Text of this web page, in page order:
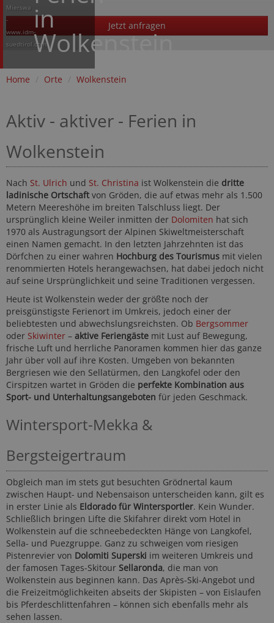
in
Wolkenstein
Mierswa
-
www.idm-
suedtirol.com
Jetzt anfragen
Home / Orte / Wolkenstein
Aktiv - aktiver - Ferien in
Wolkenstein
Nach St. Ulrich und St. Christina ist Wolkenstein die dritte
ladinische Ortschaft von Gröden, die auf etwas mehr als 1.500
Metern Meereshöhe im breiten Talschluss liegt. Der
ursprünglich kleine Weiler inmitten der Dolomiten hat sich
1970 als Austragungsort der Alpinen Skiweltmeisterschaft
einen Namen gemacht. In den letzten Jahrzehnten ist das
Dörfchen zu einer wahren Hochburg des Tourismus mit vielen
renommierten Hotels herangewachsen, hat dabei jedoch nicht
auf seine Ursprünglichkeit und seine Traditionen vergessen.
Heute ist Wolkenstein weder der größte noch der
preisgünstigste Ferienort im Umkreis, jedoch einer der
beliebtesten und abwechslungsreichsten. Ob Bergsommer
oder Skiwinter – aktive Feriengäste mit Lust auf Bewegung,
frische Luft und herrliche Panoramen kommen hier das ganze
Jahr über voll auf ihre Kosten. Umgeben von bekannten
Bergriesen wie den Sellatürmen, den Langkofel oder den
Cirspitzen wartet in Gröden die perfekte Kombination aus
Sport- und Unterhaltungsangeboten für jeden Geschmack.
Wintersport-Mekka &
Bergsteigertraum
Obgleich man im stets gut besuchten Grödnertal kaum
zwischen Haupt- und Nebensaison unterscheiden kann, gilt es
in erster Linie als Eldorado für Wintersportler. Kein Wunder.
Schließlich bringen Lifte die Skifahrer direkt vom Hotel in
Wolkenstein auf die schneebedeckten Hänge von Langkofel,
Sella- und Puezgruppe. Ganz zu schweigen vom riesigen
Pistenrevier von Dolomiti Superski im weiteren Umkreis und
der famosen Tages-Skitour Sellaronda, die man von
Wolkenstein aus beginnen kann. Das Après-Ski-Angebot und
die Freizeitmöglichkeiten abseits der Skipisten – von Eislaufen
bis Pferdeschlittenfahren – können sich ebenfalls mehr als
sehen lassen.